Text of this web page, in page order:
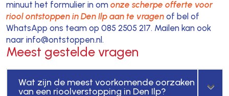
minuut het formulier in om onze scherpe offerte voor
riool ontstoppen in Den Ilp aan te vragenof bel of
WhatsApp ons team op 085 2505 217. Mailen kan ook
naar info@ontstoppen.nl.
Meest gestelde vragen
Wat zijn de meest voorkomende oorzaken
van een rioolverstopping in Den Ilp?